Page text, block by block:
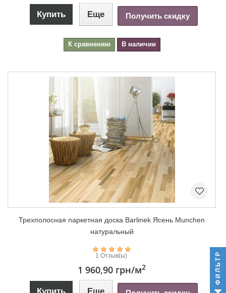
Купить Еще Получить скидку
К сравнению В наличии
Трехполосная паркетная доска Barlinek Ясень Munchen
натуральный
1 Отзыв(ы)
1 960,90 грн/м2
Купить Еще
ФИЛЬТР